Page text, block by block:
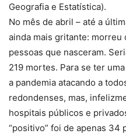
Geografia e Estatística).
No mês de abril – até a
ainda mais gritante: morreu
pessoas que nasceram.
219 mortes. Para se ter
a pandemia atacando a
redondenses, mas,
hospitais públicos e
“positivo” foi de apenas 34